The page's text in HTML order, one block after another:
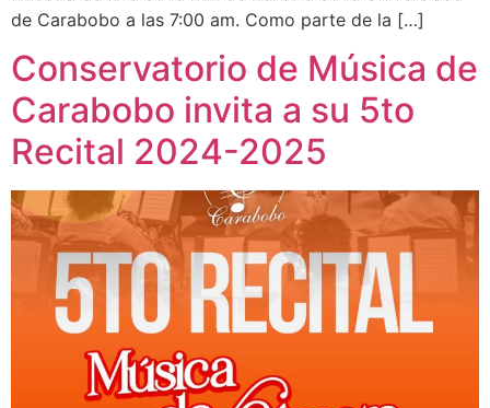
de Carabobo a las 7:00 am. Como parte de la […]
Conservatorio de Música de
Carabobo invita a su 5to
Recital 2024-2025